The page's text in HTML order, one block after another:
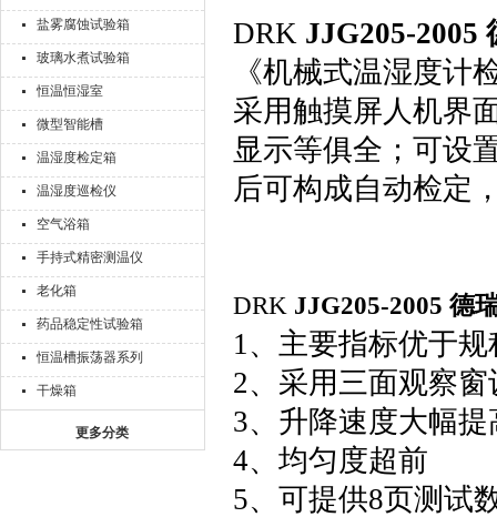
盐雾腐蚀试验箱
玻璃水煮试验箱
恒温恒湿室
微型智能槽
温湿度检定箱
温湿度巡检仪
空气浴箱
手持式精密测温仪
老化箱
药品稳定性试验箱
恒温槽振荡器系列
干燥箱
更多分类
DRK JJG205-2005
《机械式温湿度计
采用触摸屏人机界
显示等俱全；可设
后可构成自动检定
DRK JJG205-2005 德
1、主要指标优于规
2、采用三面观察
3、升降速度大幅提
4、均匀度超前
5、可提供8页测试